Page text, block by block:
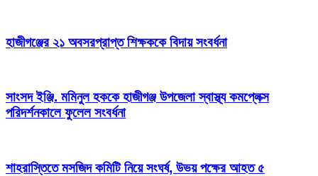
হাজীগঞ্জের ২১ অবসরপ্রাপ্ত শিক্ষককে বিদায় সংবর্ধনা
সাংসদ ইঞ্জি. মমিনুল হককে হাজীগঞ্জ উপজেলা স্বাস্থ্য কমপ্লেক্স
পরিদর্শনকালে ফুলেল সংবর্ধনা
শাহরাস্তিতে মসজিদ কমিটি নিয়ে সংঘর্ষ, উভয় পক্ষের আহত ৫